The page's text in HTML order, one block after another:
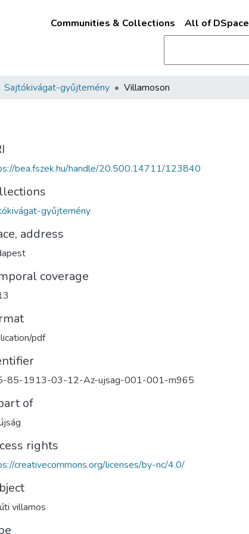
Communities & Collections All of DSpace
Sajtókivágat-gyűjtemény Villamoson
bea.fszek.hu/handle/20.500.14711/123840
gyűjtemény
address
coverage
pdf
85-1913-03-12-Az-ujsag-001-001-m965
of
rights
creativecommons.org/licenses/by-nc/4.0/
villamos